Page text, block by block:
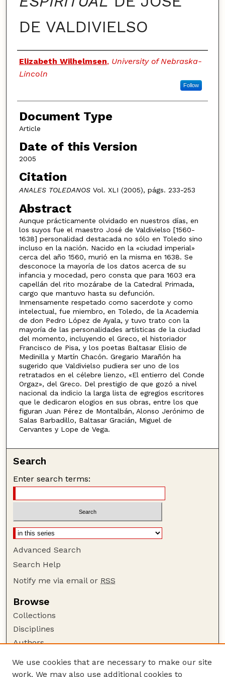
DE VALDIVIELSO
Authors
Elizabeth Wilhelmsen, University of Nebraska-
Lincoln
Follow
Document Type
Article
Date of this Version
2005
Citation
ANALES TOLEDANOSVol. XLI (2005), págs. 233-253
Abstract
Aunque prácticamente olvidado en nuestros días, en
los suyos fue el maestro José de Valdivielso [1560-
1638] personalidad destacada no sólo en Toledo sino
incluso en la nación. Nacido en la «ciudad imperial»
cerca del año 1560, murió en la misma en 1638. Se
desconoce la mayoría de los datos acerca de su
infancia y mocedad, pero consta que para 1603 era
capellán del rito mozárabe de la Catedral Primada,
cargo que mantuvo hasta su defunción.
Inmensamente respetado como sacerdote y como
intelectual, fue miembro, en Toledo, de la Academia
de don Pedro López de Ayala, y tuvo trato con la
mayoría de las personalidades artísticas de la ciudad
del momento, incluyendo el Greco, el historiador
Francisco de Pisa, y los poetas Baltasar Elisio de
Medinilla y Martín Chacón. Gregario Marañón ha
sugerido que Valdivielso pudiera ser uno de los
retratados en el célebre lienzo, «El entierro del Conde
Orgaz», del Greco. Del prestigio de que gozó a nivel
nacional da indicio la larga lista de egregios escritores
que le dedicaron elogios en sus obras, entre los que
figuran Juan Pérez de Montalbán, Alonso Jerónimo de
Salas Barbadillo, Baltasar Gracián, Miguel de
Cervantes y Lope de Vega.
Search
Enter search terms:
Advanced Search
Search Help
Notify me via email or RSS
Browse
Collections
Disciplines
Authors
Author Corner
We use cookies that are necessary to make our site
work. We may also use additional cookies to